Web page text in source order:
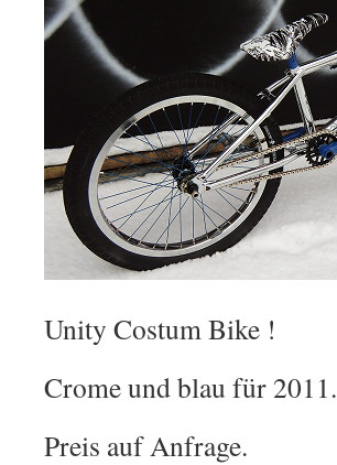
Unity Costum Bike !
Crome und blau für 2011.
Preis auf Anfrage.